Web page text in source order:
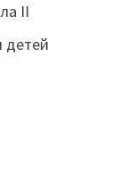
II
детей